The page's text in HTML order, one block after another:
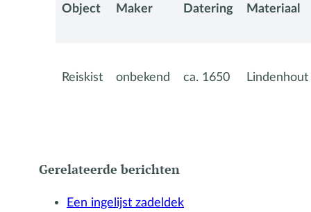
Object Maker Datering Materiaal
Reiskist onbekend ca. 1650 Lindenhout
Gerelateerde berichten
Een ingelijst zadeldek